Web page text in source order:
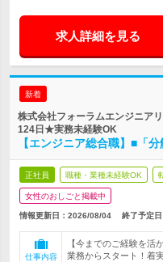
求人詳細を見る
新着
株式会社フォーラムエンジニア
124日★実務未経験OK
【エンジニア総合職】■「
正社員 職種・業種未経験OK
女性のおしごと掲載中
情報更新日：2026/08/04 終了予定日
仕事内容
【今までのご経験を活
業務からスタート！着